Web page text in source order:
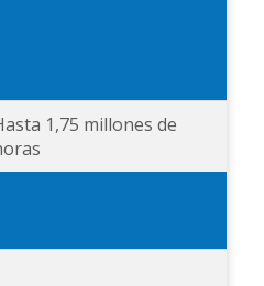
1,75 millones de